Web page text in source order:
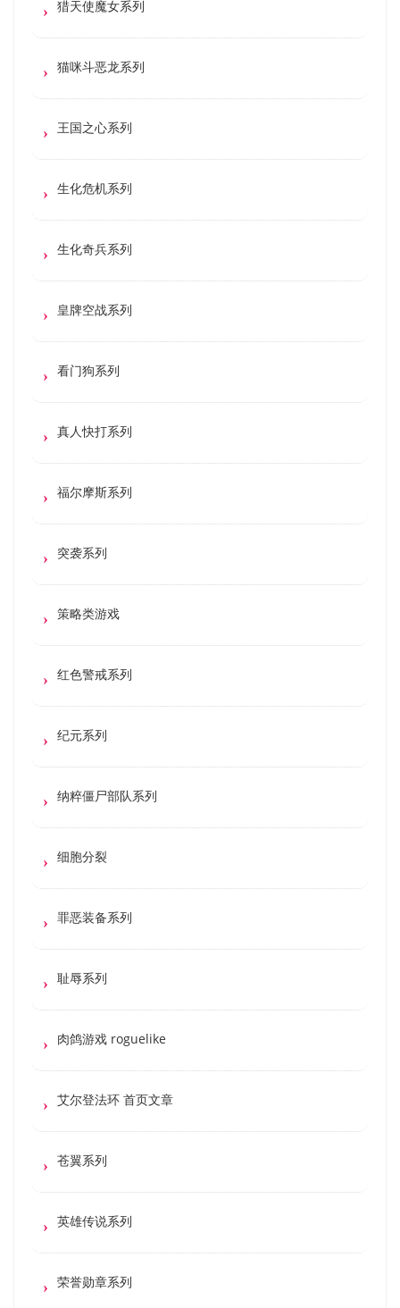
猎天使魔女系列
猫咪斗恶龙系列
王国之心系列
生化危机系列
生化奇兵系列
皇牌空战系列
看门狗系列
真人快打系列
福尔摩斯系列
突袭系列
策略类游戏
红色警戒系列
纪元系列
纳粹僵尸部队系列
细胞分裂
罪恶装备系列
耻辱系列
肉鸽游戏 roguelike
艾尔登法环 首页文章
苍翼系列
英雄传说系列
荣誉勋章系列